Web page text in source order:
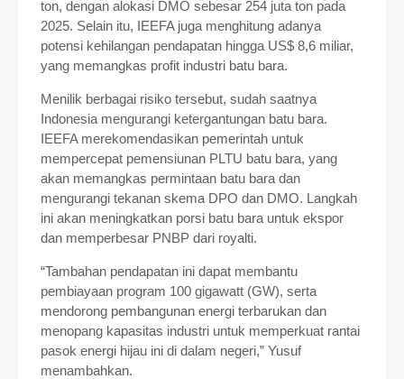
ton, dengan alokasi DMO sebesar 254 juta ton pada
2025. Selain itu, IEEFA juga menghitung adanya
potensi kehilangan pendapatan hingga US$ 8,6 miliar,
yang memangkas profit industri batu bara.
Menilik berbagai risiko tersebut, sudah saatnya
Indonesia mengurangi ketergantungan batu bara.
IEEFA merekomendasikan pemerintah untuk
mempercepat pemensiunan PLTU batu bara, yang
akan memangkas permintaan batu bara dan
mengurangi tekanan skema DPO dan DMO. Langkah
ini akan meningkatkan porsi batu bara untuk ekspor
dan memperbesar PNBP dari royalti.
“Tambahan pendapatan ini dapat membantu
pembiayaan program 100 gigawatt (GW), serta
mendorong pembangunan energi terbarukan dan
menopang kapasitas industri untuk memperkuat rantai
pasok energi hijau ini di dalam negeri,” Yusuf
menambahkan.